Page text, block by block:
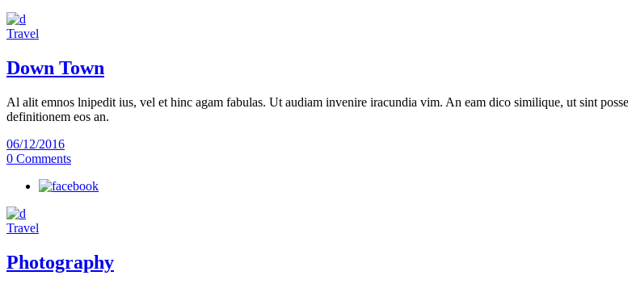
Travel
Down Town
Al alit emnos lnipedit ius, vel et hinc agam fabulas. Ut audiam invenire iracundia vim. An eam dico similique, ut sint
definitionem eos an.
06/12/2016
0 Comments
Travel
Photography